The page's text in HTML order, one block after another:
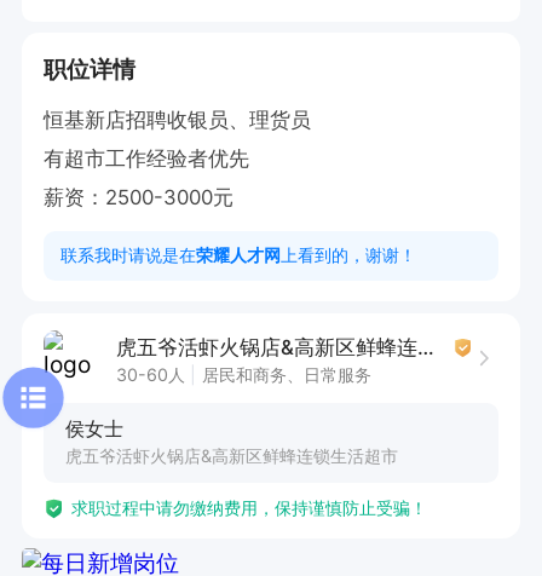
职位详情
恒基新店招聘收银员、理货员
有超市工作经验者优先
薪资：2500-3000元
联系我时请说是在荣耀人才网 上看到的，谢谢！
虎五爷活虾火锅店&高新区鲜蜂连锁生活超市
30-60人 居民和商务、日常服务
侯女士
虎五爷活虾火锅店&高新区鲜蜂连锁生活超市
求职过程中请勿缴纳费用，保持谨慎防止受骗！